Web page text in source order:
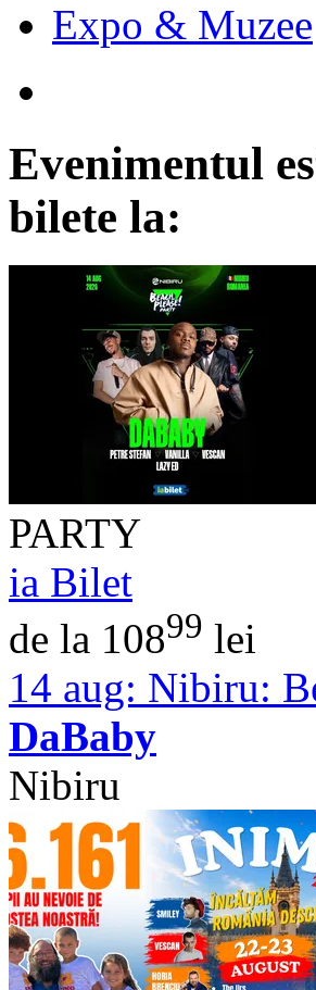
Expo & Muzee
Evenimentul
bilete la:
PARTY
ia Bilet
de la 10899 lei
14 aug: Nibiru:
DaBaby
Nibiru